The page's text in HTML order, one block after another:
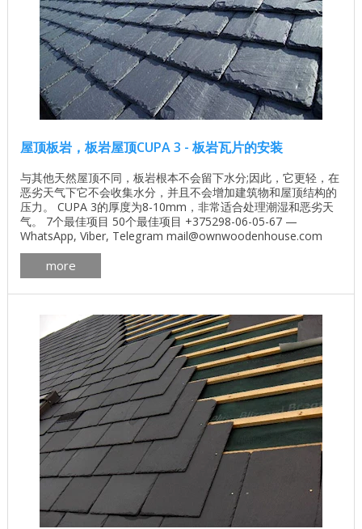
屋顶板岩，板岩屋顶CUPA 3 - 板岩瓦片的安装
与其他天然屋顶不同，板岩根本不会留下水分;因此，它更轻，在
恶劣天气下它不会收集水分，并且不会增加建筑物和屋顶结构的
压力。 CUPA 3的厚度为8-10mm，非常适合处理潮湿和恶劣天
气。 7个最佳项目 50个最佳项目 +375298-06-05-67 —
WhatsApp, Viber, Telegram mail@ownwoodenhouse.com
Architectural construction company ArchiLine Ltd 114-49,
Necrasov ...
more